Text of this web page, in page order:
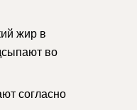
жир в
во
согласно